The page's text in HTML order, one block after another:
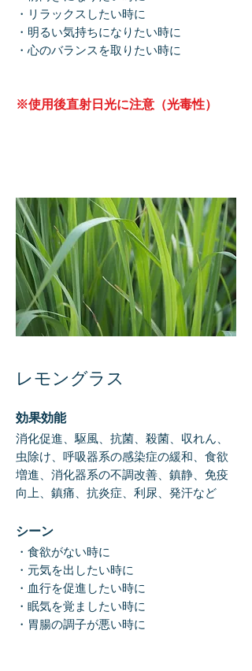
・リラックスしたい時に
・明るい気持ちになりたい時に
・心のバランスを取りたい時に
※使用後直射日光に注意（光毒性）
レモングラス
効果効能
消化促進、駆風、抗菌、殺菌、収れん、
虫除け、呼吸器系の感染症の緩和、食欲
増進、消化器系の不調改善、鎮静、免疫
向上、鎮痛、抗炎症、利尿、発汗など
シーン
・食欲がない時に
・元気を出したい時に
・血行を促進したい時に
・眠気を覚ましたい時に
・胃腸の調子が悪い時に